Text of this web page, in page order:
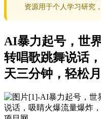
资源用于个人学习研究
AI暴力起号，世
转唱歌跳舞说话
天三分钟，轻松